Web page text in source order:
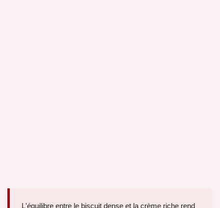
L'équilibre entre le biscuit dense et la crème riche rend